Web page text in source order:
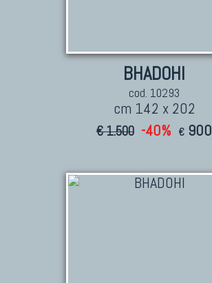
Tappeti Caucasici Antichi: Kazak
Tappeti Caucasici Antichi : Shirvan
BHADOHI
cod. 10293
cm 142 x 202
€ 1.500 -40% € 900